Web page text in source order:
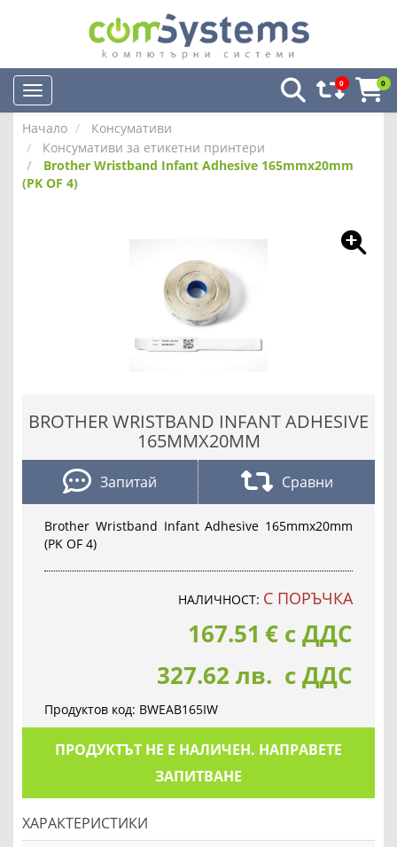
0 0
Начало
Консумативи
Консумативи за етикетни принтери
Brother Wristband Infant Adhesive 165mmx20mm
(PK OF 4)
BROTHER WRISTBAND INFANT ADHESIVE
165MMX20MM
Запитай Сравни
Brother Wristband Infant Adhesive 165mmx20mm
(PK OF 4)
НАЛИЧНОСТ: С ПОРЪЧКА
167.51 € с ДДС
327.62 лв. с ДДС
Продуктов код: BWEAB165IW
ПРОДУКТЪТ НЕ Е НАЛИЧЕН. НАПРАВЕТЕ
ЗАПИТВАНЕ
ХАРАКТЕРИСТИКИ